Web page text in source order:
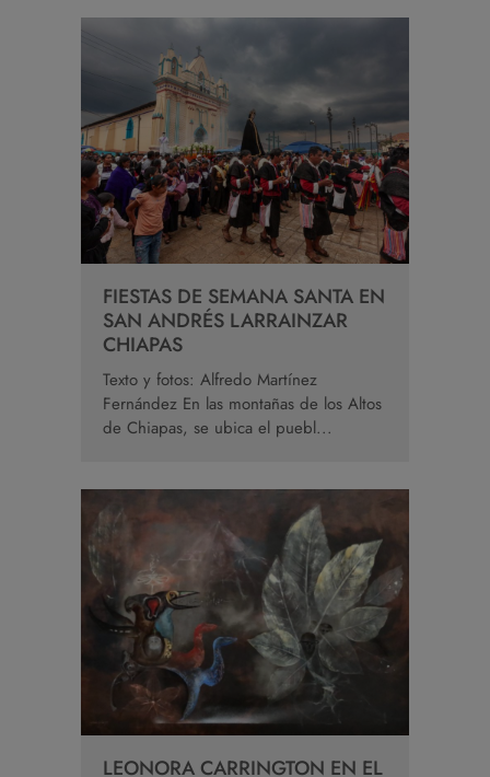
FIESTAS DE SEMANA SANTA EN
SAN ANDRÉS LARRAINZAR
CHIAPAS
Texto y fotos: Alfredo Martínez
Fernández En las montañas de los Altos
de Chiapas, se ubica el puebl...
LEONORA CARRINGTON EN EL